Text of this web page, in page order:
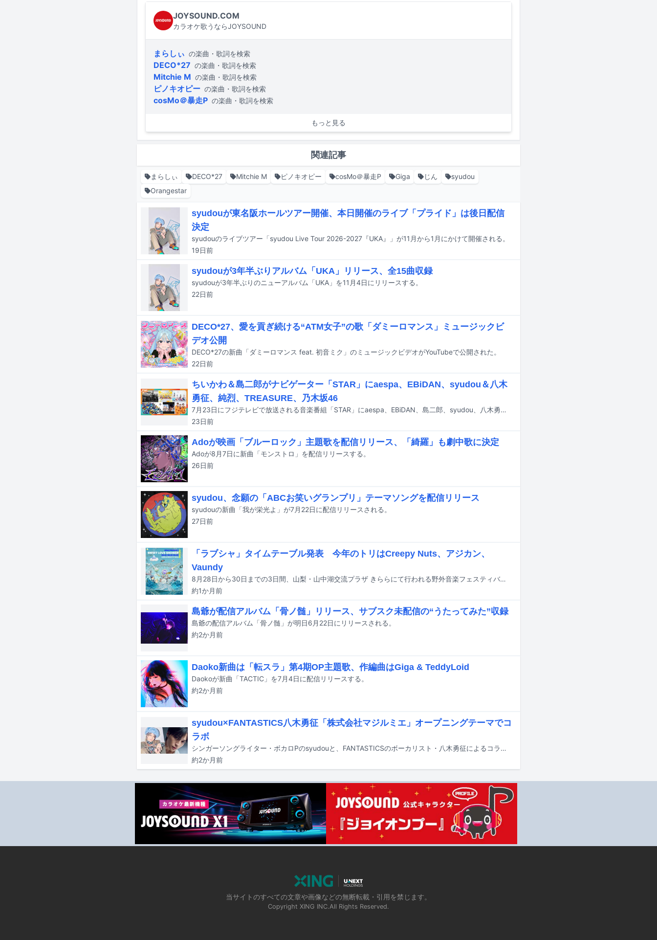
JOYSOUND.COM
カラオケ歌うならJOYSOUND
まらしぃ の楽曲・歌詞を検索
DECO*27 の楽曲・歌詞を検索
Mitchie M の楽曲・歌詞を検索
ピノキオピー の楽曲・歌詞を検索
cosMo＠暴走P の楽曲・歌詞を検索
もっと見る
関連記事
まらしぃ DECO*27 Mitchie M ピノキオピー cosMo＠暴走P Giga じん
syudou
Orangestar
syudouが東名阪ホールツアー開催、本日開催のライブ「プライド」は後日配信
決定
syudouのライブツアー「syudou Live Tour 2026-2027『UKA』」が11月から1月にかけて開催される。
19日前
syudouが3年半ぶりアルバム「UKA」リリース、全15曲収録
syudouが3年半ぶりのニューアルバム「UKA」を11月4日にリリースする。
22日前
DECO*27、愛を貢ぎ続ける“ATM女子”の歌「ダミーロマンス」ミュージックビ
デオ公開
DECO*27の新曲「ダミーロマンス feat. 初音ミク」のミュージックビデオがYouTubeで公開された。
22日前
ちいかわ＆島二郎がナビゲーター「STAR」にaespa、EBiDAN、syudou＆八木
勇征、純烈、TREASURE、乃木坂46
7月23日にフジテレビで放送される音楽番組「STAR」にaespa、EBiDAN、島二郎、syudou、八木勇征、純烈、ちいかわ、TREASURE、乃木坂46が出演する。
23日前
Adoが映画「ブルーロック」主題歌を配信リリース、「綺羅」も劇中歌に決定
Adoが8月7日に新曲「モンストロ」を配信リリースする。
26日前
syudou、念願の「ABCお笑いグランプリ」テーマソングを配信リリース
syudouの新曲「我が栄光よ」が7月22日に配信リリースされる。
27日前
「ラブシャ」タイムテーブル発表 今年のトリはCreepy Nuts、アジカン、
Vaundy
8月28日から30日までの3日間、山梨・山中湖交流プラザ きららにて行われる野外音楽フェスティバル「SPACE SHOWER SWEET LOVE SHOWER 2026」のタイムテーブルが発表された。
約1か月前
島爺が配信アルバム「骨ノ髄」リリース、サブスク未配信の“うたってみた”収録
島爺の配信アルバム「骨ノ髄」が明日6月22日にリリースされる。
約2か月前
Daoko新曲は「転スラ」第4期OP主題歌、作編曲はGiga & TeddyLoid
Daokoが新曲「TACTIC」を7月4日に配信リリースする。
約2か月前
syudou×FANTASTICS八木勇征「株式会社マジルミエ」オープニングテーマでコ
ラボ
シンガーソングライター・ボカロPのsyudouと、FANTASTICSのボーカリスト・八木勇征によるコラボ曲「ラテマジック」がテレビアニメ「株式会社マジルミエ」第2期オープニングテーマに決定。7月5日に配信リリースされる。
約2か月前
当サイトのすべての文章や画像などの無断転載・引用を禁じます。
Copyright XING INC.All Rights Reserved.